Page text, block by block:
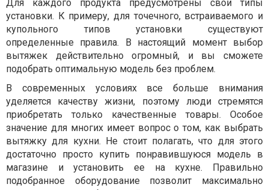
Для каждого продукта предусмотрены свои типы
установки. К примеру, для точечного, встраиваемого и
купольного типов установки существуют
определенные правила. В настоящий момент выбор
вытяжек действительно огромный, и вы сможете
подобрать оптимальную модель без проблем.
В современных условиях все больше внимания
уделяется качеству жизни, поэтому люди стремятся
приобретать только качественные товары. Особое
значение для многих имеет вопрос о том, как выбрать
вытяжку для кухни. Не стоит полагать, что для этого
достаточно просто купить понравившуюся модель в
магазине и установить ее на кухне. Правильно
подобранное оборудование позволит максимально